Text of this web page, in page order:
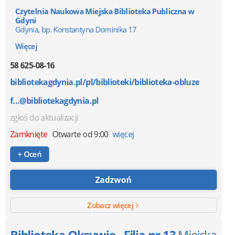
Czytelnia Naukowa Miejska Biblioteka Publiczna w
Gdyni
Gdynia, bp. Konstantyna Dominika 17
Więcej
58 625-08-16
bibliotekagdynia.pl/pl/biblioteki/biblioteka-obluze
f...@bibliotekagdynia.pl
zgłoś do aktualizacji
Zamknięte Otwarte od 9:00 więcej
+ Oceń
Zadzwoń
Zobacz więcej